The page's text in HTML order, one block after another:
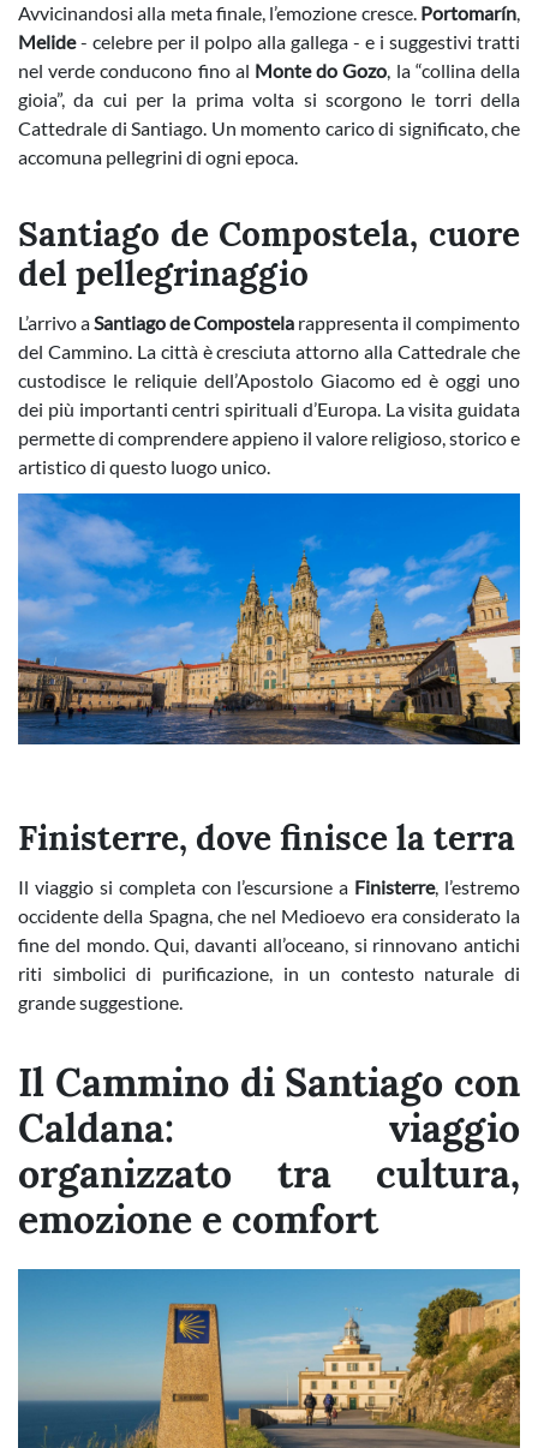
Avvicinandosi alla meta finale, l’emozione cresce. Portomarín,
Melide- celebre per il polpo alla gallega - e i suggestivi tratti
nel verde conducono fino al Monte do Gozo, la “collina della
gioia”, da cui per la prima volta si scorgono le torri della
Cattedrale di Santiago. Un momento carico di significato, che
accomuna pellegrini di ogni epoca.
Santiago de Compostela, cuore
del pellegrinaggio
L’arrivo aSantiago de Compostela rappresenta il compimento
del Cammino. La città è cresciuta attorno alla Cattedrale che
custodisce le reliquie dell’Apostolo Giacomo ed è oggi uno
dei più importanti centri spirituali d’Europa. La visita guidata
permette di comprendere appieno il valore religioso, storico e
artistico di questo luogo unico.
Finisterre, dove finisce la terra
Il viaggio si completa con l’escursione a Finisterre, l’estremo
occidente della Spagna, che nel Medioevo era considerato la
fine del mondo. Qui, davanti all’oceano, si rinnovano antichi
riti simbolici di purificazione, in un contesto naturale di
grande suggestione.
Il Cammino di Santiago con
Caldana: viaggio
organizzato tra cultura,
emozione e comfort